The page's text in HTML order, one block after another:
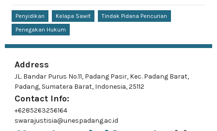
Penyidikan Kelapa Sawit
Tindak Pidana Pencurian
Penegakan Hukum
Address
JL. Bandar Purus No.11, Padang Pasir, Kec. Padang Barat,
Padang, Sumatera Barat, Indonesia, 25112
Contact Info:
+6285263256164
swarajustisia@unespadang.ac.id